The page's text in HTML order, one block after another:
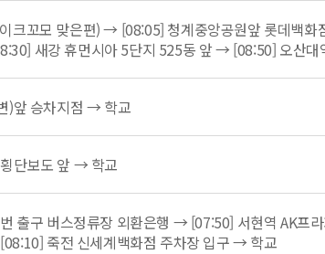
크꼬모 맞은편) → [08:05] 청계중앙공원앞 롯데백
새강 휴먼시아 5단지 525동 앞 → [08:50] 오산
)앞 승차지점 → 학교
단보도 앞 → 학교
출구 버스정류장 외환은행 → [07:50] 서현역 AK프
죽전 신세계백화점 주차장 입구 → 학교